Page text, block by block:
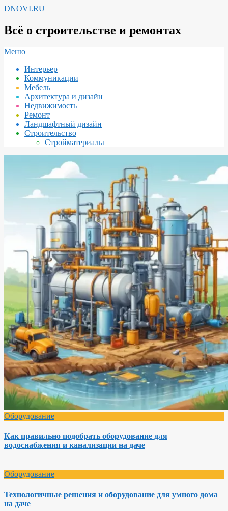
Перейти
содержимому
DNOVI.RU
Всё о строительстве и ремонтах
Вторичное
навигации
Меню
Интерьер
Коммуникации
Мебель
Архитектура и дизайн
Недвижимость
Ремонт
Ландшафтный дизайн
Строительство
Стройматериалы
Оборудование
Как правильно подобрать оборудование для
водоснабжения и канализации на даче
Оборудование
Технологичные решения и оборудование для умного дома
на даче